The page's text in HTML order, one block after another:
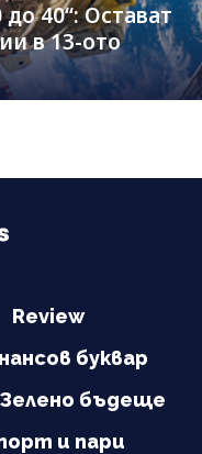
40“: Остават
в 13-ото
Review
буквар
Зелено бъдеще
и пари